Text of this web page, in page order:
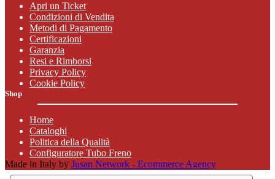
Apri un Ticket
Condizioni di Vendita
Metodi di Pagamento
Certificazioni
Garanzia
Resi e Rimborsi
Privacy Policy
Cookie Policy
Shop
Home
Cataloghi
Politica della Qualità
Configuratore Tubo Freno
Made in Italy by Jusan Network - Ecommerce Agency